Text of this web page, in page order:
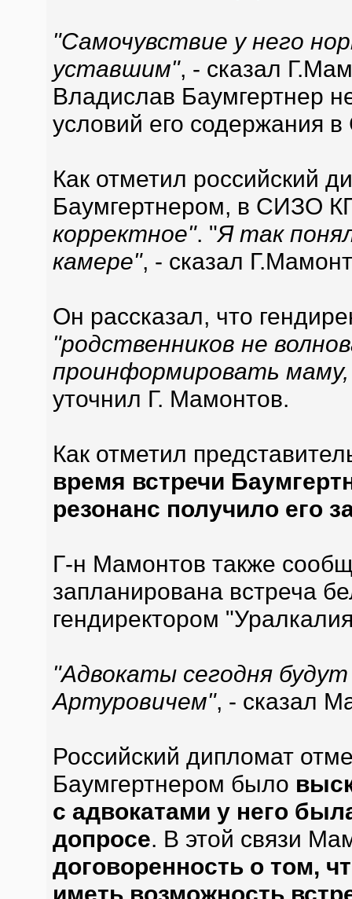
"Самочувствие у него
уставшим", - сказал
Владислав Баумгертнер
условий его содержания
Как отметил российский
Баумгертнером, в СИЗО
корректное". "Я так
камере", - сказал
Он рассказал, что
"родственников не
проинформировать
уточнил Г. Мамонтов.
Как отметил
время встречи
резонанс получило его
Г-н Мамонтов также
запланирована встреча
гендиректором
"Адвокаты сегодня
Артуровичем", - сказал
Российский дипломат
Баумгертнером было
с адвокатами у него
допросе. В этой связи
договоренность о том,
иметь возможность